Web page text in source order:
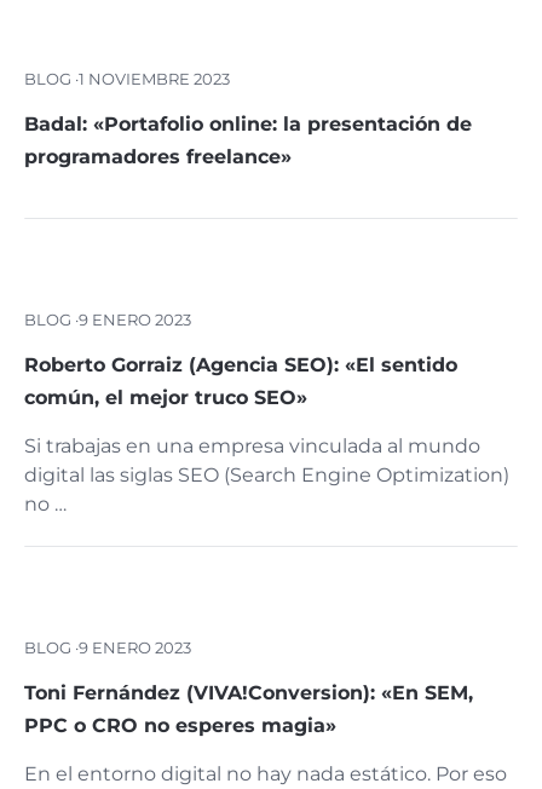
BLOG ·1 NOVIEMBRE 2023
Badal: «Portafolio online: la presentación de
programadores freelance»
BLOG ·9 ENERO 2023
Roberto Gorraiz (Agencia SEO): «El sentido
común, el mejor truco SEO»
Si trabajas en una empresa vinculada al mundo
digital las siglas SEO (Search Engine Optimization)
no …
BLOG ·9 ENERO 2023
Toni Fernández (VIVA!Conversion): «En SEM,
PPC o CRO no esperes magia»
En el entorno digital no hay nada estático. Por eso